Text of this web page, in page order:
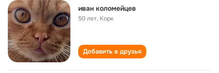
иван коломейцев
50 лет, Корк
Добавить в друзья